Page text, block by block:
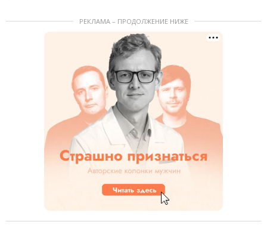
РЕКЛАМА – ПРОДОЛЖЕНИЕ НИЖЕ